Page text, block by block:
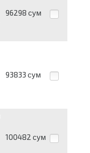
96298 сум
93833 сум
100482 сум